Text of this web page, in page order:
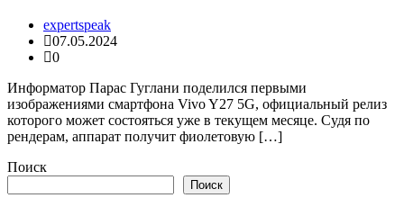
expertspeak
07.05.2024
0
Информатор Парас Гуглани поделился первыми
изображениями смартфона Vivo Y27 5G, официальный релиз
которого может состояться уже в текущем месяце. Судя по
рендерам, аппарат получит фиолетовую […]
Поиск
Поиск